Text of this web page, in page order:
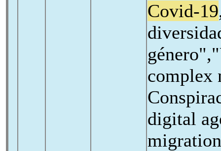
Covid-19
complex
digital